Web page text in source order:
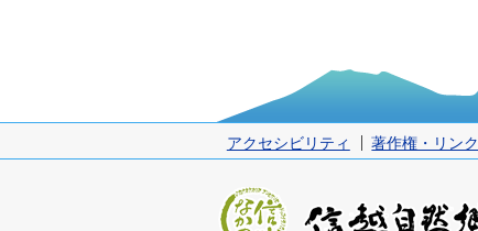
アクセシビリティ 著作権・リンク